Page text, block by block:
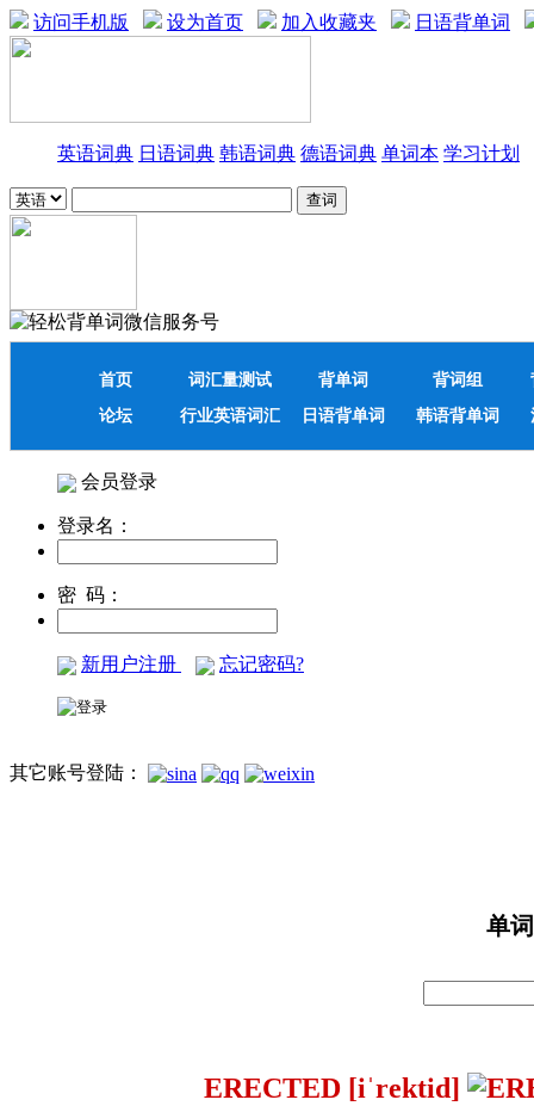
访问手机版 设为首页 加入收藏夹 日语背单词
英语词典 日语词典 韩语词典 德语词典 单词本 学习计划
首页 词汇量测试 背单词 背词组
论坛
行业英语词汇 日语背单词 韩语背单词
会员登录
登录名：
密 码：
新用户注册 忘记密码?
其它账号登陆：
单
ERECTED [iˈrektid]